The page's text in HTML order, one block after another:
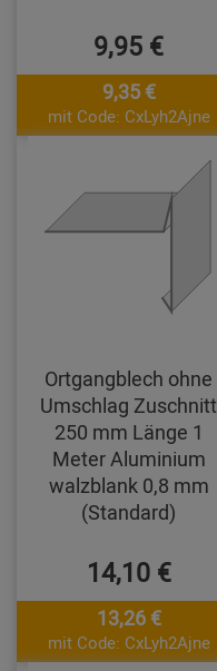
9,95 €
9,35 €
mit Code: CxLyh2Ajne
Ortgangblech ohne
Umschlag Zuschnitt
250 mm Länge 1
Meter Aluminium
walzblank 0,8 mm
(Standard)
14,10 €
13,26 €
mit Code: CxLyh2Ajne